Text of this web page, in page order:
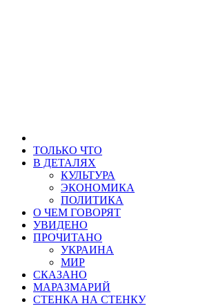
ТОЛЬКО ЧТО
В ДЕТАЛЯХ
КУЛЬТУРА
ЭКОНОМИКА
ПОЛИТИКА
О ЧЕМ ГОВОРЯТ
УВИДЕНО
ПРОЧИТАНО
УКРАИНА
МИР
СКАЗАНО
МАРАЗМАРИЙ
СТЕНКА НА СТЕНКУ